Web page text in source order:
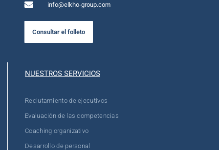
info@elkho-group.com
Consultar el folleto
NUESTROS SERVICIOS
Reclutamiento de ejecutivos
Evaluación de las competencias
Coaching organizativo
Desarrollo de personal